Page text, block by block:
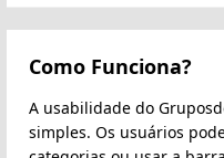
Como Funciona?
A usabilidade do
simples. Os usuários